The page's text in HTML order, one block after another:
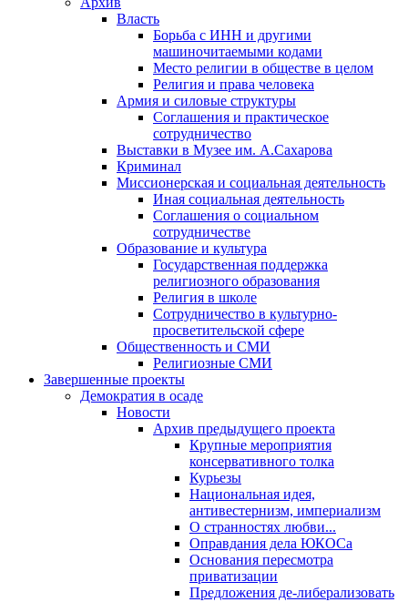
Власть
Борьба с ИНН и другими
машиночитаемыми кодами
Место религии в обществе в целом
Религия и права человека
Армия и силовые структуры
Соглашения и практическое
сотрудничество
Выставки в Музее им. А.Сахарова
Криминал
Миссионерская и социальная деятельность
Иная социальная деятельность
Соглашения о социальном
сотрудничестве
Образование и культура
Государственная поддержка
религиозного образования
Религия в школе
Сотрудничество в культурно-
просветительской сфере
Общественность и СМИ
Религиозные СМИ
Завершенные проекты
Демократия в осаде
Новости
Архив предыдущего проекта
Крупные мероприятия
консервативного толка
Курьезы
Национальная идея,
антивестернизм, империализм
О странностях любви...
Оправдания дела ЮКОСа
Основания пересмотра
приватизации
Предложения де-либерализовать